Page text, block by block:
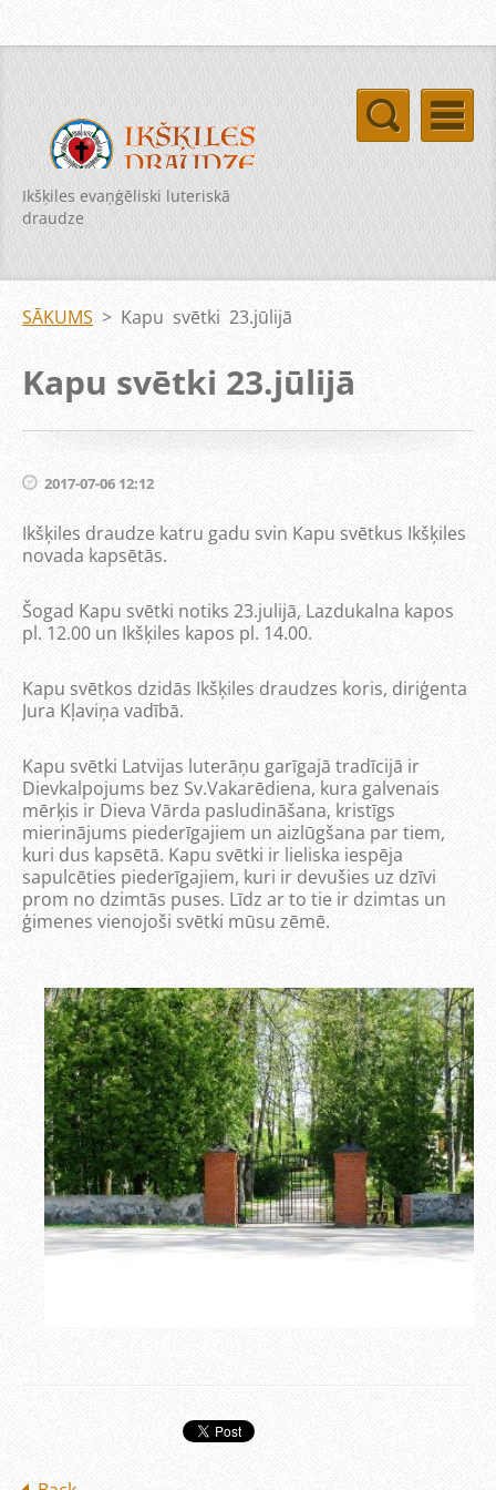
Ikšķiles evaņģēliski luteriskā
draudze
SĀKUMS > Kapu svētki 23.jūlijā
Kapu svētki 23.jūlijā
2017-07-06 12:12
Ikšķiles draudze katru gadu svin Kapu svētkus Ikšķiles
novada kapsētās.
Šogad Kapu svētki notiks 23.julijā, Lazdukalna kapos
pl. 12.00 un Ikšķiles kapos pl. 14.00.
Kapu svētkos dzidās Ikšķiles draudzes koris, diriģenta
Jura Kļaviņa vadībā.
Kapu svētki Latvijas luterāņu garīgajā tradīcijā ir
Dievkalpojums bez Sv.Vakarēdiena, kura galvenais
mērķis ir Dieva Vārda pasludināšana, kristīgs
mierinājums piederīgajiem un aizlūgšana par tiem,
kuri dus kapsētā. Kapu svētki ir lieliska iespēja
sapulcēties piederīgajiem, kuri ir devušies uz dzīvi
prom no dzimtās puses. Līdz ar to tie ir dzimtas un
ģimenes vienojoši svētki mūsu zēmē.